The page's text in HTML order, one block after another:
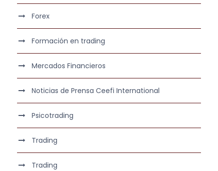
Forex
Formación en trading
Mercados Financieros
Noticias de Prensa Ceefi International
Psicotrading
Trading
Trading